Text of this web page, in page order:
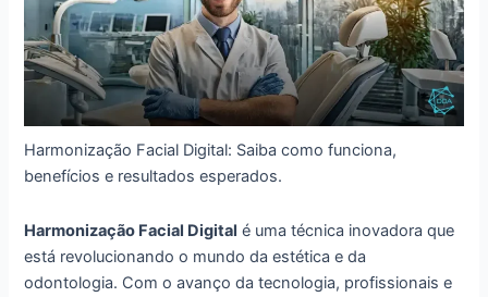
Harmonização Facial Digital: Saiba como funciona,
benefícios e resultados esperados.
Harmonização Facial Digital é uma técnica inovadora que
está revolucionando o mundo da estética e da
odontologia. Com o avanço da tecnologia, profissionais e